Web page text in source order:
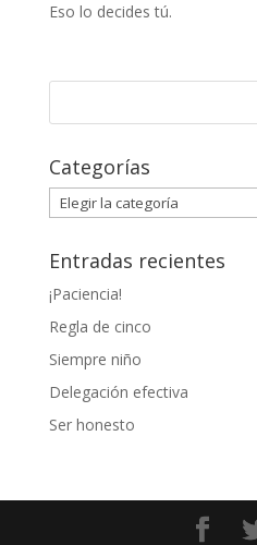
Eso lo decides tú.
Categorías
Categorías
Entradas recientes
¡Paciencia!
Regla de cinco
Siempre niño
Delegación efectiva
Ser honesto